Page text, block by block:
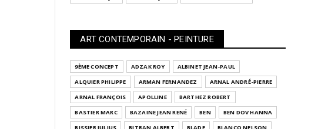
ART CONTEMPORAIN - PEINTURE
9ÈME CONCEPT ADZAK ROY
ALBINET JEAN-PAUL
ALQUIER PHILIPPE
ARMAN FERNANDEZ
ARNAL ANDRÉ-PIERRE
ARNAL FRANÇOIS
APOLLINE
BARTHEZ ROBERT
BASTIER MARC
BAZAINE JEAN RENÉ BEN
BEN DOV HANNA